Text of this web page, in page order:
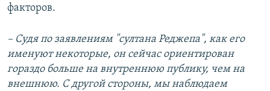
факторов.
– Судя по заявлениям "султана Реджепа", как его
именуют некоторые, он сейчас ориентирован
гораздо больше на внутреннюю публику, чем на
внешнюю. С другой стороны, мы наблюдаем